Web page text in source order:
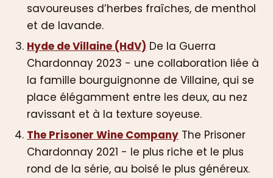
savoureuses d’herbes fraîches, de menthol
et de lavande.
Hyde de Villaine (HdV) De la Guerra
Chardonnay 2023 - une collaboration liée à
la famille bourguignonne de Villaine, qui se
place élégamment entre les deux, au nez
ravissant et à la texture soyeuse.
The Prisoner Wine Company The Prisoner
Chardonnay 2021 - le plus riche et le plus
rond de la série, au boisé le plus généreux.